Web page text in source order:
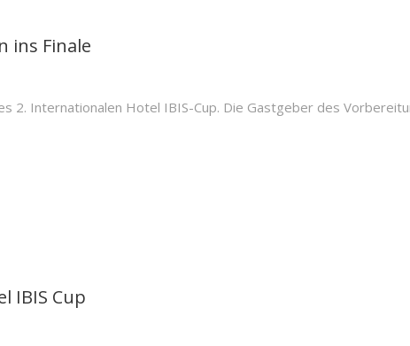
ins Finale
2. Internationalen Hotel IBIS-Cup. Die Gastgeber des
IBIS Cup